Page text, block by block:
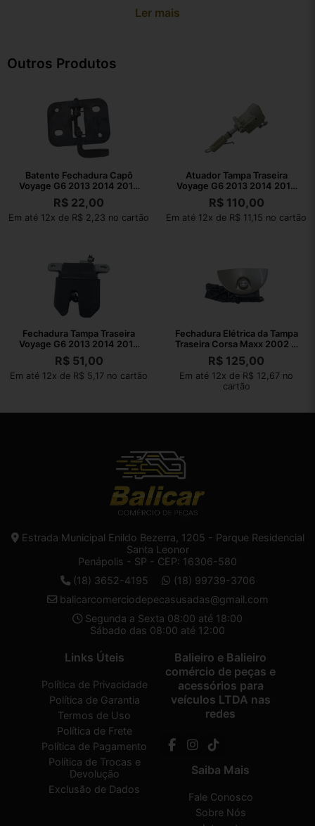
Ler mais
Outros Produtos
Batente Fechadura Capô
Voyage G6 2013 2014 2015
2016
R$ 22,00
Em até 12x de R$ 2,23 no cartão
Atuador Tampa Traseira
Voyage G6 2013 2014 2015
2016
R$110,00
Em até 12x de R$ 11,15 no cartão
Fechadura Tampa Traseira
Voyage G6 2013 2014 2015
2016
R$51,00
Em até 12x de R$ 5,17 no cartão
Fechadura Elétrica da Tampa
Traseira Corsa Maxx 2002 A
2012
R$ 125,00
Em até 12x de R$ 12,67 no
cartão
Estrada Municipal Enildo Bezerra, 1205 - Parque Residencial
Santa Leonor
Penápolis - SP - CEP: 16306-580
(18) 3652-4195
(18) 99739-3706
balicarcomerciodepecasusadas@gmail.com
Segunda a Sexta 08:00 até 18:00
Sábado das 08:00 até 12:00
Links Úteis
Política de Privacidade
Política de Garantia
Termos de Uso
Política de Frete
Política de Pagamento
Política de Trocas e
Devolução
Exclusão de Dados
Balieiro e Balieiro
comércio de peças e
acessórios para
veículos LTDA nas
redes
Saiba Mais
Fale Conosco
Sobre Nós